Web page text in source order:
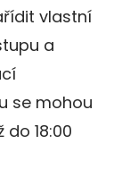
vlastní
a
se mohou
18:00